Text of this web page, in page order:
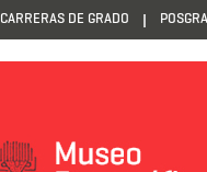
CARRERAS DE GRADO